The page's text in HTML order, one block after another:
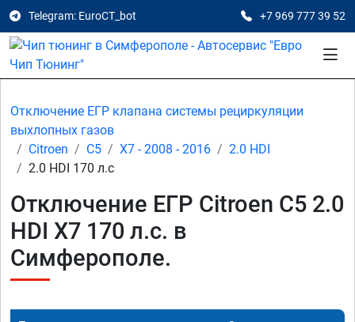
Telegram: EuroCT_bot +7 969 777 39 52
Отключение ЕГР клапана системы рециркуляции
выхлопных газов
Citroen
C5 X7 - 2008 - 2016
2.0 HDI
2.0 HDI 170 л.с
Отключение ЕГР Citroen C5 2.0
HDI X7 170 л.с. в
Симферополе.